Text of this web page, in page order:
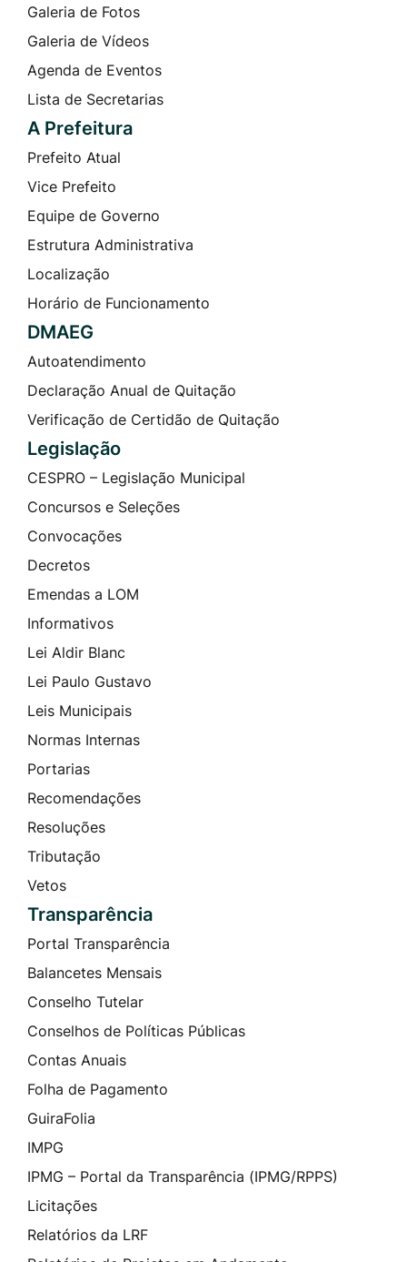
Galeria de Fotos
Galeria de Vídeos
Agenda de Eventos
Lista de Secretarias
A Prefeitura
Prefeito Atual
Vice Prefeito
Equipe de Governo
Estrutura Administrativa
Localização
Horário de Funcionamento
DMAEG
Autoatendimento
Declaração Anual de Quitação
Verificação de Certidão de Quitação
Legislação
CESPRO – Legislação Municipal
Concursos e Seleções
Convocações
Decretos
Emendas a LOM
Informativos
Lei Aldir Blanc
Lei Paulo Gustavo
Leis Municipais
Normas Internas
Portarias
Recomendações
Resoluções
Tributação
Vetos
Transparência
Portal Transparência
Balancetes Mensais
Conselho Tutelar
Conselhos de Políticas Públicas
Contas Anuais
Folha de Pagamento
GuiraFolia
IMPG
IPMG – Portal da Transparência (IPMG/RPPS)
Licitações
Relatórios da LRF